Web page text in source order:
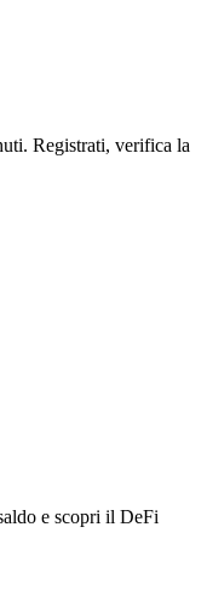
Registrati, verifica la
e scopri il DeFi